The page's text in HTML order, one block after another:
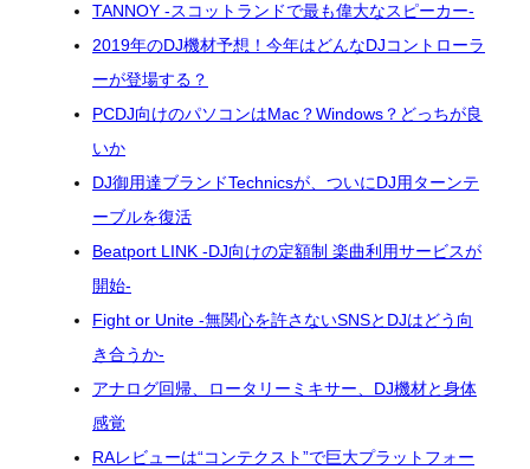
TANNOY -スコットランドで最も偉大なスピーカー-
2019年のDJ機材予想！今年はどんなDJコントローラ
ーが登場する？
PCDJ向けのパソコンはMac？Windows？どっちが良
いか
DJ御用達ブランドTechnicsが、ついにDJ用ターンテ
ーブルを復活
Beatport LINK -DJ向けの定額制 楽曲利用サービスが
開始-
Fight or Unite -無関心を許さないSNSとDJはどう向
き合うか-
アナログ回帰、ロータリーミキサー、DJ機材と身体
感覚
RAレビューは“コンテクスト”で巨大プラットフォー